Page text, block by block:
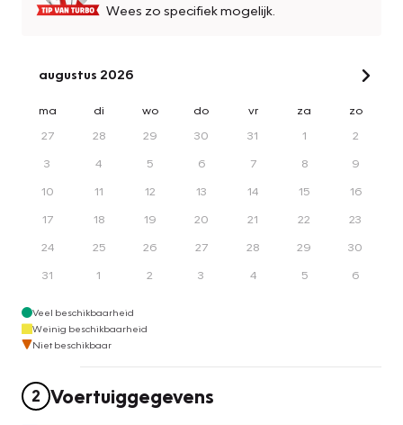
Wees zo specifiek mogelijk.
augustus 2026
ma di wo do vr za
zo
27
28 29 30 31 1
2
3
4 5 6 7 8
9
10
11 12 13 14 15
16
17
18 19 20 21 22
23
24
25 26 27 28 29
30
31
1 2 3 4 5 6
Veel beschikbaarheid
Weinig beschikbaarheid
Niet beschikbaar
2 Voertuiggegevens